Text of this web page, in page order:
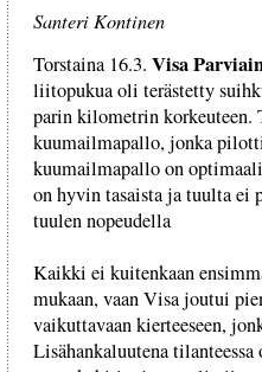
Santeri Kontinen
Torstaina 16.3. Visa
liitopukua oli terästetty
parin kilometrin korkeuteen.
kuumailmapallo, jonka
kuumailmapallo on
on hyvin tasaista ja tuulta ei
tuulen nopeudella
Kaikki ei kuitenkaan
mukaan, vaan Visa joutui
vaikuttavaan kierteeseen,
Lisähankaluutena